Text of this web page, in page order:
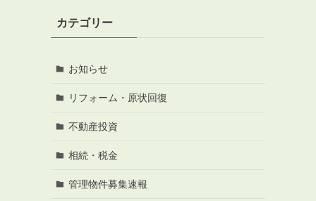
カテゴリー
お知らせ
リフォーム・原状回復
不動産投資
相続・税金
管理物件募集速報